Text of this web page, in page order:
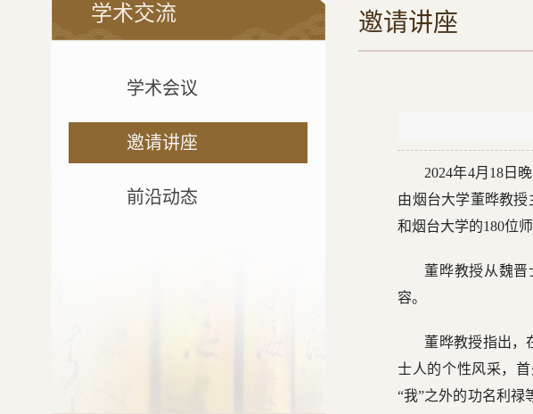
学术交流
学术会议
邀请讲座
前沿动态
邀请讲座
2024年4月18日
由烟台大学董晔教
和烟台大学的180位
董晔教授从魏
容。
董晔教授指出，
士人的个性风采，
“我”之外的功名利禄